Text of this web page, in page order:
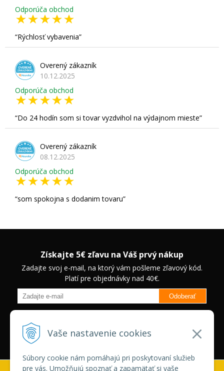
Vaše nastavenie cookies
Súbory cookie nám pomáhajú pri poskytovaní služieb
pre vás. Umožňujú spoznať a zapamätať si vaše
Odporúča obchod
Rýchlosť vybavenia
Overený zákazník
10.12.2025
Odporúča obchod
Do 24 hodín som si tovar vyzdvihol na výdajnom mieste
Overený zákazník
08.12.2025
Odporúča obchod
som spokojna s dodanim tovaru
Získajte 5€ zľavu na Váš prvý nákup
Zadajte svoj e-mail, na ktorý vám pošleme zľavový kód.
Platí pre objednávky nad 40€.
Odoberať
zľavách na vybrané produkty.
Neplatí pre Veľkoobchodných
zákazníkov.